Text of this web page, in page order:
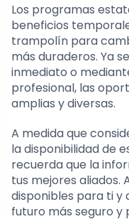
Los programas
beneficios
trampolín para
más duraderos. Ya
inmediato o
profesional, las
amplias y diversas.
A medida que
la disponibilidad de
recuerda que la
tus mejores aliados.
disponibles para ti y
futuro más seguro y